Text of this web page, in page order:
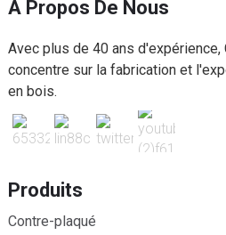
À Propos De Nous
Avec plus de 40 ans d'expérience,
concentre sur la fabrication et
en bois.
Produits
Contre-plaqué